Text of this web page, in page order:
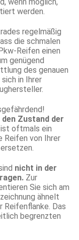
werden.
regelmäßig
die schmalen
Reifen einen
genügend
des genauen
in Ihrer
Zustand der
ist oftmals ein
Reifen von Ihrer
nicht in der
Zur
Sie sich am
ähnelt
Reifenflanke. Das
begrenzten